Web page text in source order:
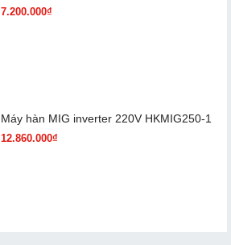
7.200.000₫
Máy hàn MIG inverter 220V HKMIG250-1
12.860.000₫